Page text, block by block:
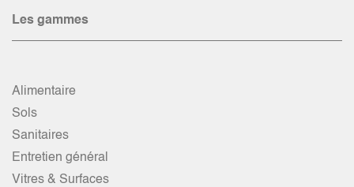
Les gammes
Alimentaire
Sols
Sanitaires
Entretien général
Vitres & Surfaces